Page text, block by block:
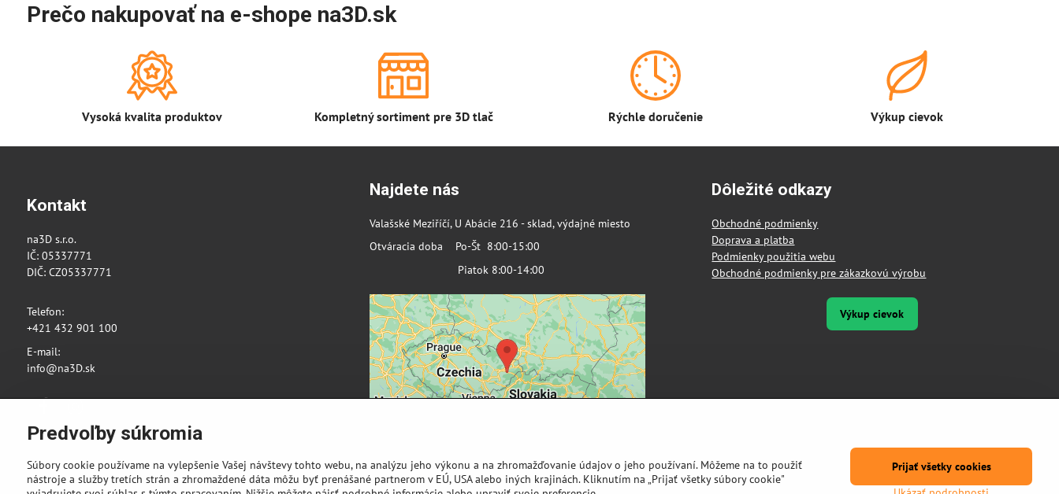
Prečo nakupovať na e-shope na3D.sk
Vysoká kvalita produktov Kompletný sortiment pre 3D tlač Rýchle doručenie Výkup cievok
Kontakt
na3D s.r.o.
IČ: 05337771
DIČ: CZ05337771
Telefon:
+421 432 901 100
E-mail:
info@na3D.sk
Najdete nás
Valašské Meziříčí, U Abácie 216 - sklad, výdajné miesto
Otváracia doba Po-Št 8:00-15:00
Piatok 8:00-14:00
Dôležité odkazy
Obchodné podmienky
Doprava a platba
Podmienky použitia webu
Obchodné podmienky pre zákazkovú výrobu
Výkup cievok
Predvoľby súkromia
Súbory cookie používame na vylepšenie Vašej návštevy tohto webu, na analýzu jeho výkonu a na zhromažďovanie údajov o jeho používaní. Môžeme na to použiť
nástroje a služby tretích strán a zhromaždené dáta môžu byť prenášané partnerom v EÚ, USA alebo iných krajinách. Kliknutím na „Prijať všetky súbory cookie"
Prijať všetky cookies